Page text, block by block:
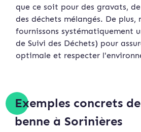
que ce soit pour des gravats,
des déchets mélangés. De plus,
fournissons systématiquement
de Suivi des Déchets) pour
optimale et respecter
Exemples concrets
benne à Sorinières